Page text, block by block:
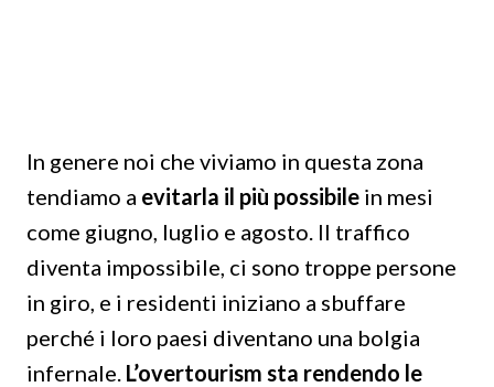
In genere noi che viviamo in questa zona
tendiamo a evitarla il più possibile in mesi
come giugno, luglio e agosto. Il traffico
diventa impossibile, ci sono troppe persone
in giro, e i residenti iniziano a sbuffare
perché i loro paesi diventano una bolgia
infernale. L’overtourism sta rendendo le